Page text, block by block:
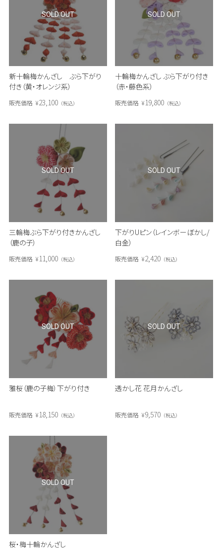
新十輪梅かんざし ぶら下がり
付き（黄・オレンジ系）
販売価格 ¥23,100 税込
SOLD OUT
十輪梅かんざし ぶら下がり付き
（赤・藤色系）
販売価格 ¥19,800 税込
SOLD OUT
三輪梅ぶら下がり付きかんざし
（鹿の子）
販売価格 ¥11,000 税込
SOLD OUT
下がりUピン（レインボーぼかし/
白金）
販売価格 ¥2,420 税込
SOLD OUT
雅桜（鹿の子梅）下がり付き
販売価格 ¥18,150 税込
SOLD OUT
透かし花 花月かんざし
販売価格 ¥9,570 税込
SOLD OUT
桜・梅十輪かんざし
SOLD OUT